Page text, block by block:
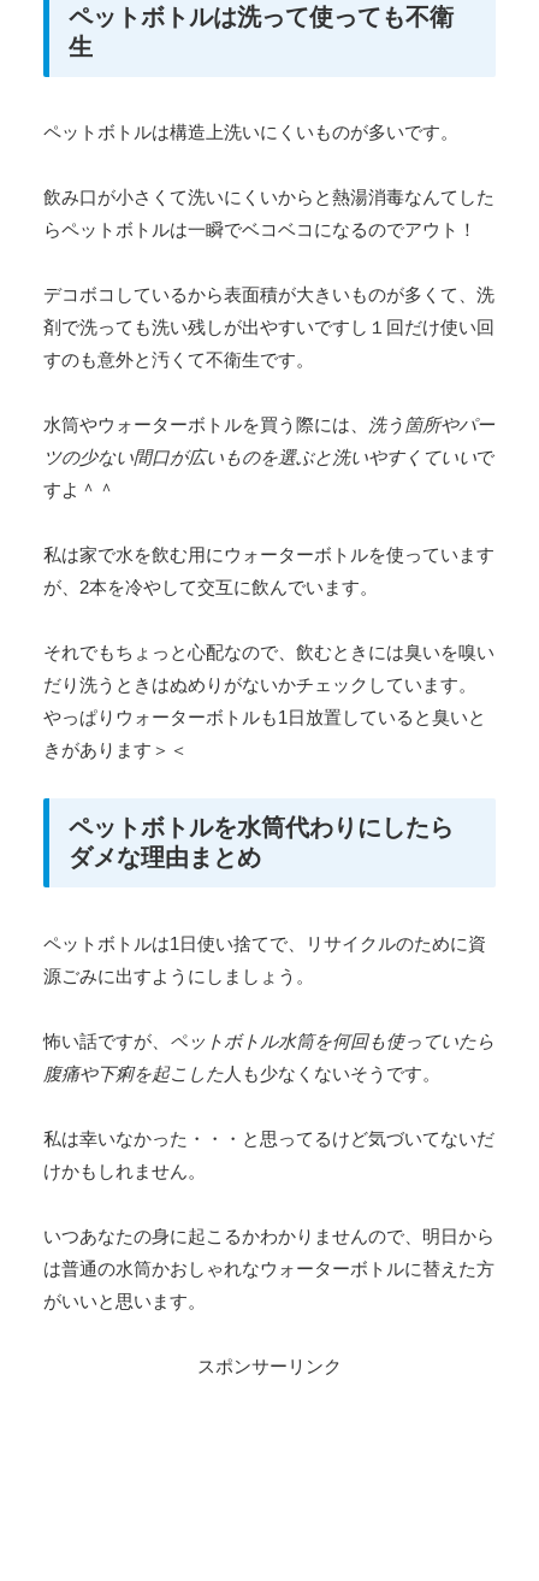
ペットボトルは洗って使っても不衛
生
ペットボトルは構造上洗いにくいものが多いです。
飲み口が小さくて洗いにくいからと熱湯消毒なんてした
らペットボトルは一瞬でベコベコになるのでアウト！
デコボコしているから表面積が大きいものが多くて、洗
剤で洗っても洗い残しが出やすいですし１回だけ使い回
すのも意外と汚くて不衛生です。
水筒やウォーターボトルを買う際には、 洗う箇所やパー
ツの少ない間口が広いものを選ぶと洗いやすくていいで
すよ＾＾
私は家で水を飲む用にウォーターボトルを使っています
が、2本を冷やして交互に飲んでいます。
それでもちょっと心配なので、飲むときには臭いを嗅い
だり洗うときはぬめりがないかチェックしています。
やっぱりウォーターボトルも1日放置していると臭いと
きがあります＞＜
ペットボトルを水筒代わりにしたら
ダメな理由まとめ
ペットボトルは1日使い捨てで、リサイクルのために資
源ごみに出すようにしましょう。
怖い話ですが、 ペットボトル水筒を何回も使っていたら
腹痛や下痢を起こした人も少なくないそうです。
私は幸いなかった・・・と思ってるけど気づいてないだ
けかもしれません。
いつあなたの身に起こるかわかりませんので、明日から
は普通の水筒かおしゃれなウォーターボトルに替えた方
がいいと思います。
スポンサーリンク